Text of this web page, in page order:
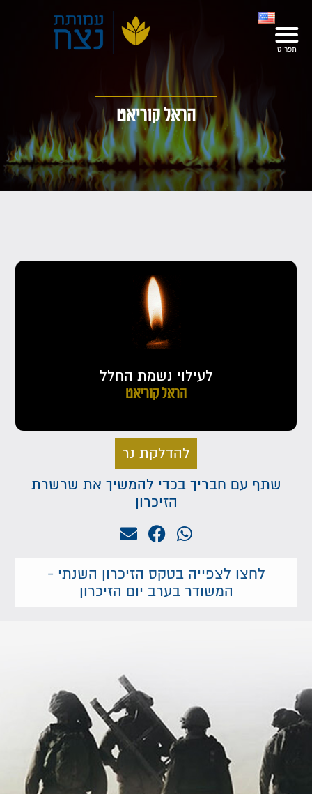
הראל קוריאט
לעילוי נשמת החלל
הראל קוריאט
להדלקת נר
שתף עם חבריך בכדי להמשיך את שרשרת
הזיכרון
לחצו לצפייה בטקס הזיכרון השנתי -
המשודר בערב יום הזיכרון